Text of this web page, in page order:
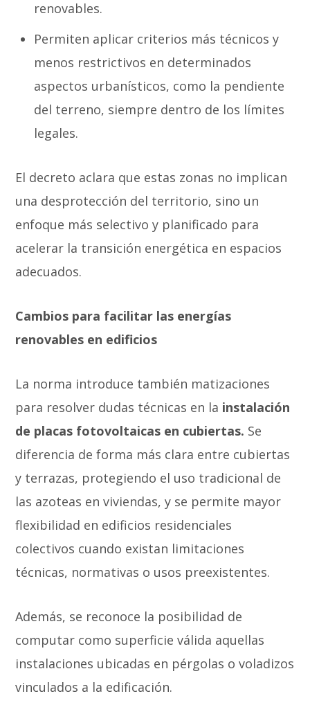
renovables.
Permiten aplicar criterios más técnicos y
menos restrictivos en determinados
aspectos urbanísticos, como la pendiente
del terreno, siempre dentro de los límites
legales.
El decreto aclara que estas zonas no implican
una desprotección del territorio, sino un
enfoque más selectivo y planificado para
acelerar la transición energética en espacios
adecuados.
Cambios para facilitar las energías
renovables en edificios
La norma introduce también matizaciones
para resolver dudas técnicas en la instalación
de placas fotovoltaicas en cubiertas. Se
diferencia de forma más clara entre cubiertas
y terrazas, protegiendo el uso tradicional de
las azoteas en viviendas, y se permite mayor
flexibilidad en edificios residenciales
colectivos cuando existan limitaciones
técnicas, normativas o usos preexistentes.
Además, se reconoce la posibilidad de
computar como superficie válida aquellas
instalaciones ubicadas en pérgolas o voladizos
vinculados a la edificación.